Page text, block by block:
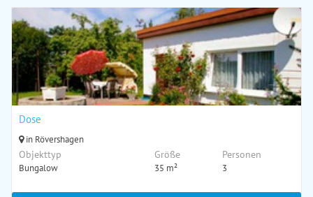
Dose
in Rövershagen
Objekttyp
Bungalow
Größe
35 m²
Personen
3